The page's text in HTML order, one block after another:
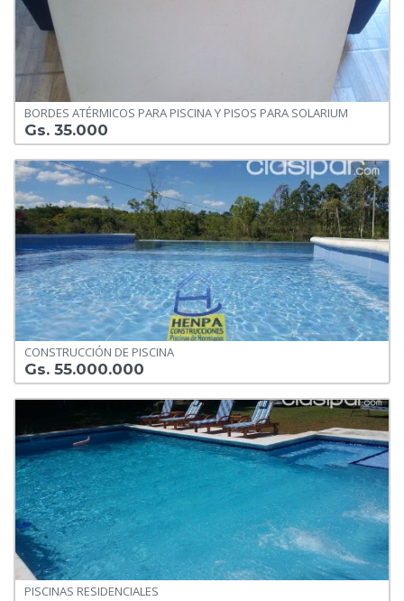
BORDES ATÉRMICOS PARA PISCINA Y PISOS PARA SOLARIUM
Gs. 35.000
CONSTRUCCIÓN DE PISCINA
Gs. 55.000.000
PISCINAS RESIDENCIALES